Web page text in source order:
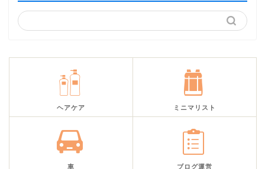
ヘアケア ミニマリスト
車 ブログ運営